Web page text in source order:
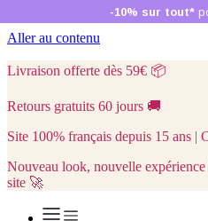
Aller au contenu
Livraison offerte dès 59€ 📦
Retours gratuits 60 jours 🚚
Site 100% français depuis 15 ans
Nouveau look, nouvelle
site 🚀